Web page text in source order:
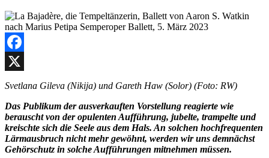
Facebook
X
Svetlana Gileva (Nikija) und Gareth Haw (Solor) (Foto: RW)
Das Publikum der ausverkauften Vorstellung reagierte wie
berauscht von der opulenten Aufführung, jubelte, trampelte und
kreischte sich die Seele aus dem Hals. An solchen hochfrequenten
Lärmausbruch nicht mehr gewöhnt, werden wir uns demnächst
Gehörschutz in solche Aufführungen mitnehmen müssen.